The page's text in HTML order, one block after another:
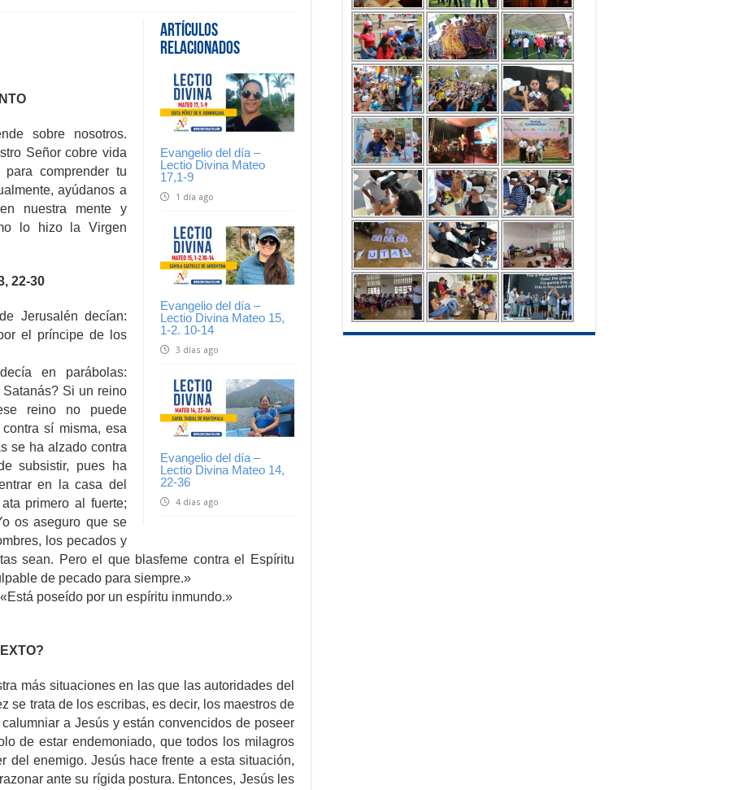
Artículos
Relacionados
Evangelio del día –
Lectio Divina Mateo
17,1-9
1 día ago
Evangelio del día –
Lectio Divina Mateo 15,
1-2. 10-14
3 días ago
Evangelio del día –
Lectio Divina Mateo 14,
22-36
4 días ago
sobre nosotros.
Señor cobre vida
para comprender tu
ayúdanos a
nuestra mente y
lo hizo la Virgen
22-30
Jerusalén decían:
el príncipe de los
en parábolas:
Si un reino
reino no puede
sí misma, esa
se ha alzado contra
subsistir, pues ha
en la casa del
primero al fuerte;
os aseguro que se
los pecados y
sean. Pero el que blasfeme contra el Espíritu
de pecado para siempre.»
poseído por un espíritu inmundo.»
más situaciones en las que las autoridades del
se trata de los escribas, es decir, los maestros de
a Jesús y están convencidos de poseer
de estar endemoniado, que todos los milagros
del enemigo. Jesús hace frente a esta situación,
ante su rígida postura. Entonces, Jesús les